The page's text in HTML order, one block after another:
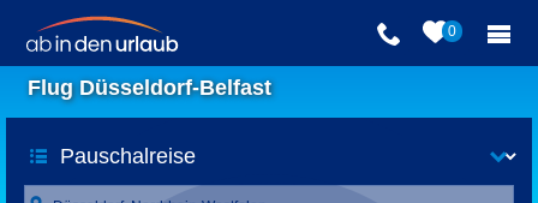
0
Flug Düsseldorf-Belfast